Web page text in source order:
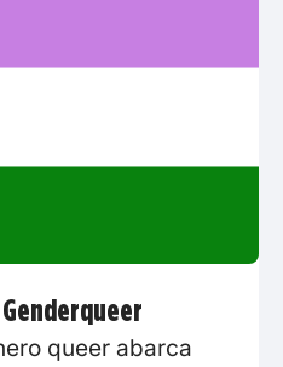
queer abarca